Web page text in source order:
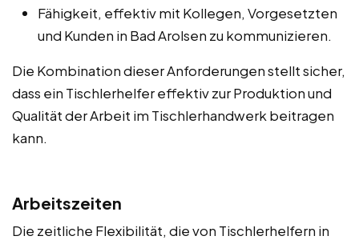
Fähigkeit, effektiv mit Kollegen, Vorgesetzten
und Kunden in Bad Arolsen zu kommunizieren.
Die Kombination dieser Anforderungen stellt sicher,
dass ein Tischlerhelfer effektiv zur Produktion und
Qualität der Arbeit im Tischlerhandwerk beitragen
kann.
Arbeitszeiten
Die zeitliche Flexibilität, die von Tischlerhelfern in